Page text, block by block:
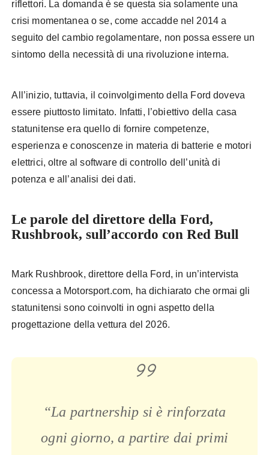
riflettori. La domanda è se questa sia solamente una
crisi momentanea o se, come accadde nel 2014 a
seguito del cambio regolamentare, non possa essere un
sintomo della necessità di una rivoluzione interna.
All’inizio, tuttavia, il coinvolgimento della Ford doveva
essere piuttosto limitato. Infatti, l’obiettivo della casa
statunitense era quello di fornire competenze,
esperienza e conoscenze in materia di batterie e motori
elettrici, oltre al software di controllo dell’unità di
potenza e all’analisi dei dati.
Le parole del direttore della Ford,
Rushbrook, sull’accordo con Red Bull
Mark Rushbrook, direttore della Ford, in un’intervista
concessa a Motorsport.com, ha dichiarato che ormai gli
statunitensi sono coinvolti in ogni aspetto della
progettazione della vettura del 2026.
“La partnership si è rinforzata
ogni giorno, a partire dai primi